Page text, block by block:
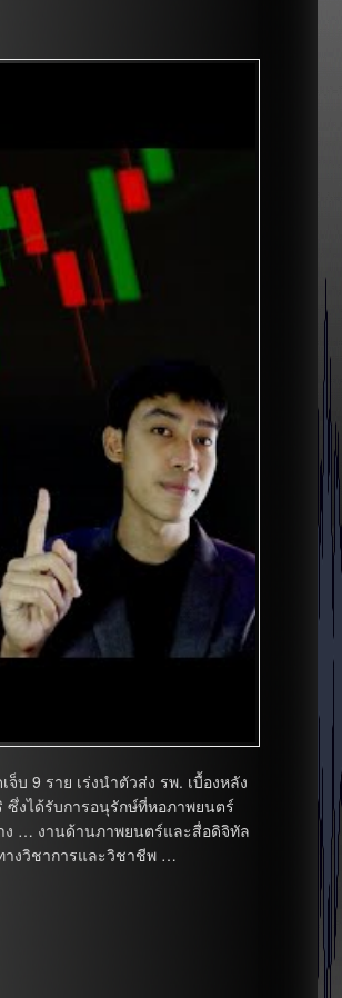
บ 9 ราย เร่งนำตัวส่ง รพ. เบื้องหลัง
ซึ่งได้รับการอนุรักษ์ที่หอภาพยนตร์
ง … งานด้านภาพยนตร์และสื่อดิจิทัล
างวิชาการและวิชาชีพ …